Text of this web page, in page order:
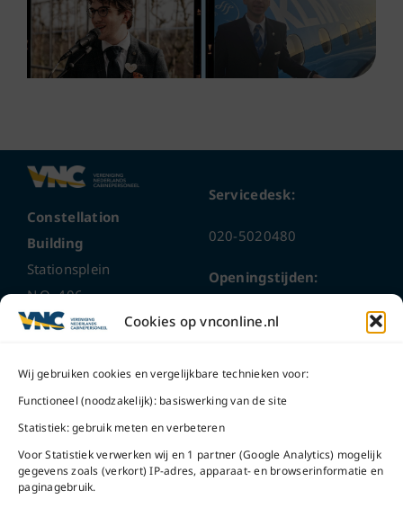
Cookies op vnconline.nl
Wij gebruiken cookies en vergelijkbare technieken voor:
Functioneel (noodzakelijk): basiswerking van de site
Statistiek: gebruik meten en verbeteren
Voor Statistiek verwerken wij en 1 partner (Google Analytics) mogelijk
gegevens zoals (verkort) IP-adres, apparaat- en browserinformatie en
paginagebruik.
Constellation
Building
Stationsplein
N.O. 406
1117 CL
Bel ons
Mail ons
Servicedesk:
020-5020480
Openingstijden:
ma t/m do
Na openingstijden
bereikbaar via
5020480